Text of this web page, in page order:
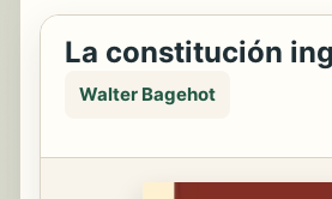
La constitución
Walter Bagehot